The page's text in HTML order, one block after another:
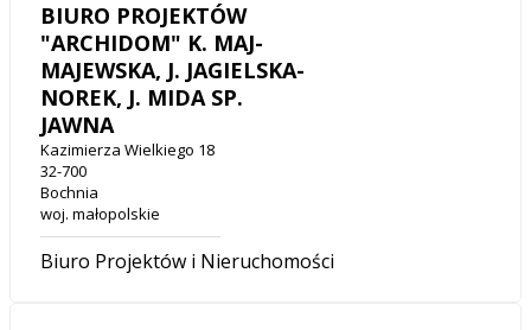
BIURO PROJEKTÓW
"ARCHIDOM" K. MAJ-
MAJEWSKA, J. JAGIELSKA-
NOREK, J. MIDA SP.
JAWNA
Kazimierza Wielkiego 18
32-700
Bochnia
woj. małopolskie
Biuro Projektów i Nieruchomości